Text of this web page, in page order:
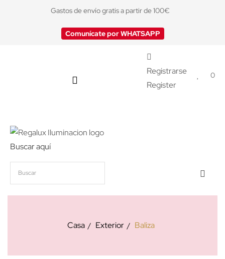
Gastos de envío gratis a partir de 100€
Comunícate por WHATSAPP
Registrarse
Register
0
Buscar aquí
Casa Exterior Baliza